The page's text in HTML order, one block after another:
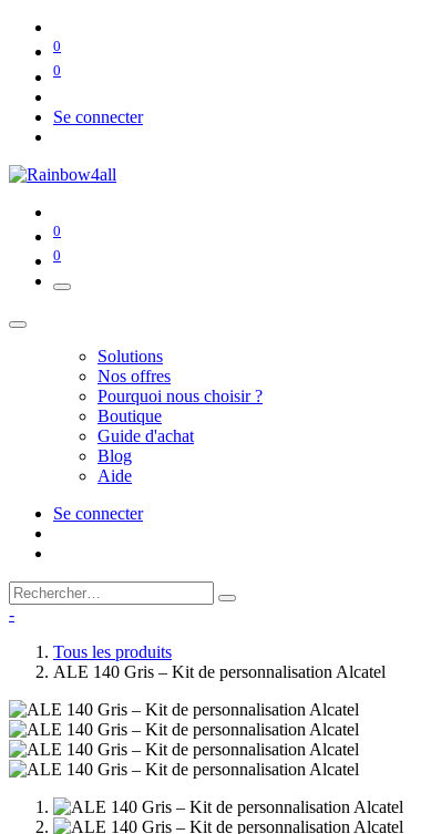
0
0
Se connecter
0
0
Solutions
Nos offres
Pourquoi nous choisir ?
Boutique
Guide d'achat
Blog
Aide
Se connecter
-
Tous les produits
ALE 140 Gris – Kit de personnalisation Alcatel